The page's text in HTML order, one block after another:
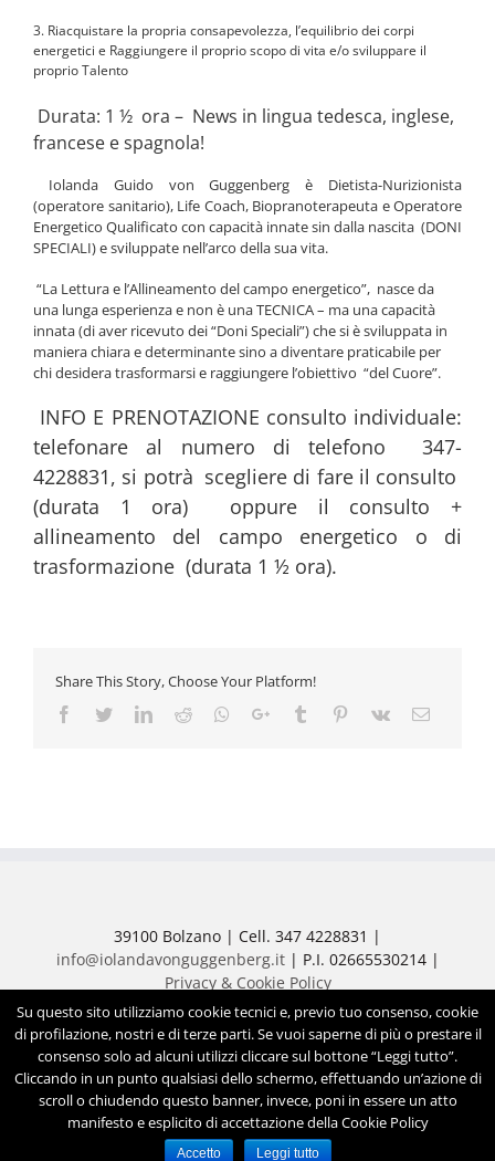
3. Riacquistare la propria consapevolezza, l’equilibrio dei corpi
energetici e Raggiungere il proprio scopo di vita e/o sviluppare il
proprio Talento
Durata: 1 ½ ora – News in lingua tedesca, inglese,
francese e spagnola!
Iolanda Guido von Guggenberg è Dietista-Nurizionista
(operatore sanitario), Life Coach, Biopranoterapeuta e Operatore
Energetico Qualificato con capacità innate sin dalla nascita (DONI
SPECIALI) e sviluppate nell’arco della sua vita.
“La Lettura e l’Allineamento del campo energetico”, nasce da
una lunga esperienza e non è una TECNICA – ma una capacità
innata (di aver ricevuto dei “Doni Speciali”) che si è sviluppata in
maniera chiara e determinante sino a diventare praticabile per
chi desidera trasformarsi e raggiungere l’obiettivo “del Cuore”.
INFO E PRENOTAZIONE consulto individuale:
telefonare al numero di telefono 347-
4228831, si potrà scegliere di fare il consulto
(durata 1 ora) oppure il consulto +
allineamento del campo energetico o di
trasformazione (durata 1 ½ ora).
Share This Story, Choose Your Platform!
Facebook
TwitterLinkedIn
Reddit Whatsapp
Google+Tumblr Pinterest
Vk Email
39100 Bolzano | Cell. 347 4228831 |
info@iolandavonguggenberg.it| P.I. 02665530214 |
Privacy & Cookie Policy
© 2018 Studio di Dietistica e Biopranoterapia Dott.ssa
Iolanda Guido von Guggenberg | Powered by
Cercoimprese.com| Agenzia GraficaADVstudio.it
Su questo sito utilizziamo cookie tecnici e, previo tuo consenso, cookie
di profilazione, nostri e di terze parti. Se vuoi saperne di più o prestare il
consenso solo ad alcuni utilizzi cliccare sul bottone “Leggi tutto”.
Cliccando in un punto qualsiasi dello schermo, effettuando un’azione di
scroll o chiudendo questo banner, invece, poni in essere un atto
manifesto e esplicito di accettazione della Cookie Policy
Accetto Leggi tutto